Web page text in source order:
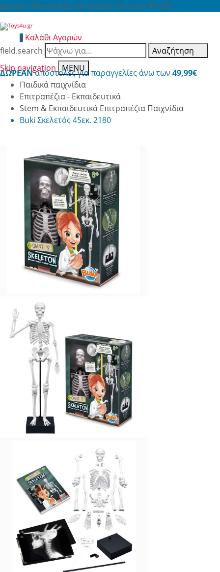
Δωρεάν Αποστολές για αγορές άνω των 49,99€
0 Καλάθι Αγορών
field.search
Αναζήτηση
Skip navigation
MENU
ΔΩΡΕΑΝαποστολές για παραγγελίες άνω των 49,99€
Παιδικά παιχνίδια
Επιτραπέζια - Εκπαιδευτικά
Stem & Εκπαιδευτικά Επιτραπέζια Παιχνίδια
Buki Σκελετός 45εκ. 2180